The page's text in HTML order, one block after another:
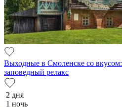
Выходные в Смоленске со
заповедный релакс
2 дня
1 ночь